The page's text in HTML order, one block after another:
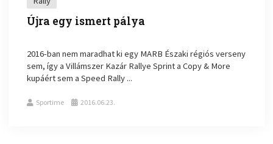
Újra egy ismert pálya
2016-ban nem maradhat ki egy MARB Északi régiós verseny
sem, így a Villámszer Kazár Rallye Sprint a Copy & More
kupáért sem a Speed Rally ...
Sportime 2016.06.23.